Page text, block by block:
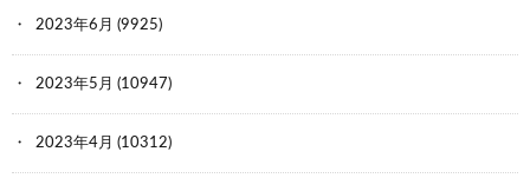
2023年6月 (9925)
2023年5月 (10947)
2023年4月 (10312)